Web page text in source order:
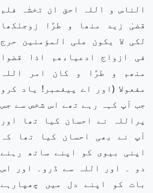
الناس و اللہ احق ان تخشٰہ فلم
قضیٰ زید منھا و طرًا زوجنٰکھا
لکی لا یکون علی المؤمنین حرج
فی ازواج ادعیاءھم اذا قضوا
منھم و طرًا و کان امر اللہ
مفعولا (اور اے پیغمبر! یاد کرو
جب آپ کہہ رہے تھے اس شخص سے جس
پراللہ نے احسان کیا تھا اور
آپ نے بھی احسان کیا تھا کہ
اپنی بیوی کو اپنے ساتھ رہنے
دو ۔ اور اللہ سے ڈرو۔ اور اس
بات کو اپنے دل میں چھپارہے